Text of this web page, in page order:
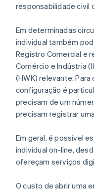
responsabilidade civil
Em determinadas
individual também
Registro Comercial e
Comércio e Indústria
(HWK) relevante.
configuração é
precisam de um
precisam registrar
Em geral, é possível
individual on-line,
ofereçam serviços
O custo de abrir uma